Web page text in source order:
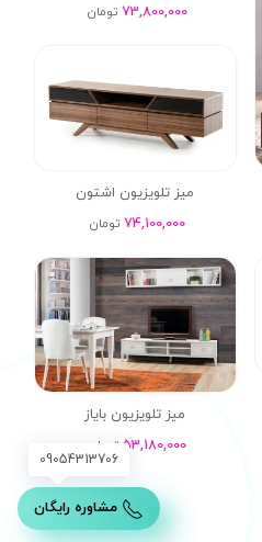
مشاوره رایگان
09054313706
73,800,000 تومان
میز تلویزیون اشتون
74,100,000 تومان
میز تلویزیون بایاز
53,180,000 تومان